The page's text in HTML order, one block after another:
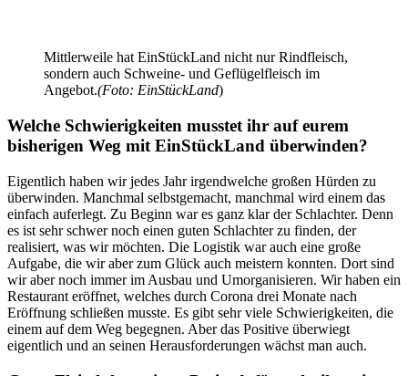
Mittlerweile hat EinStückLand nicht nur Rindfleisch,
sondern auch Schweine- und Geflügelfleisch im
Angebot.(Foto: EinStückLand)
Welche Schwierigkeiten musstet ihr auf eurem
bisherigen Weg mit EinStückLand überwinden?
Eigentlich haben wir jedes Jahr irgendwelche großen Hürden zu
überwinden. Manchmal selbstgemacht, manchmal wird einem das
einfach auferlegt. Zu Beginn war es ganz klar der Schlachter. Denn
es ist sehr schwer noch einen guten Schlachter zu finden, der
realisiert, was wir möchten. Die Logistik war auch eine große
Aufgabe, die wir aber zum Glück auch meistern konnten. Dort sind
wir aber noch immer im Ausbau und Umorganisieren. Wir haben ein
Restaurant eröffnet, welches durch Corona drei Monate nach
Eröffnung schließen musste. Es gibt sehr viele Schwierigkeiten, die
einem auf dem Weg begegnen. Aber das Positive überwiegt
eigentlich und an seinen Herausforderungen wächst man auch.